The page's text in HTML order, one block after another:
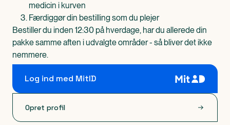
medicin i kurven
Færdiggør din bestilling som du plejer
Bestiller du inden 12:30 på hverdage, har du allerede din
pakke samme aften i udvalgte områder - så bliver det ikke
nemmere.
Log ind med MitID
Opret profil